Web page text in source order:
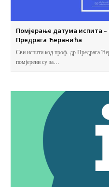
Помјерање датума испита
Предрага Ћеранића
Сви испити код проф. др Предрага
помјерени су за…